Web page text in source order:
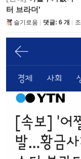
터 브라더'
슬기로움 댓글: 6 개